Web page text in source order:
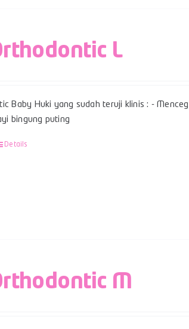
L
Baby Huki yang sudah teruji klinis : -
bingung puting
Details
M